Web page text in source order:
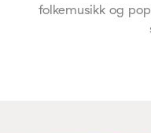
folkemusikk og